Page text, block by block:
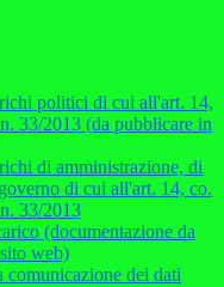
politici di cui all'art. 14,
33/2013 (da pubblicare in
di amministrazione, di
di cui all'art. 14, co.
33/2013
(documentazione da
web)
comunicazione dei dati